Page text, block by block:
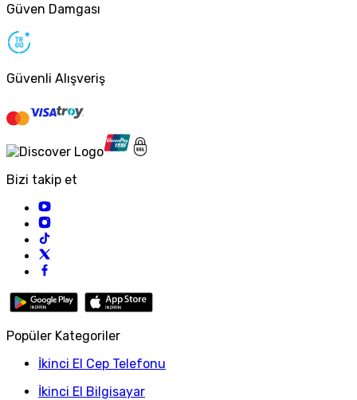
Güven Damgası
Güvenli Alışveriş
Bizi takip et
Popüler Kategoriler
İkinci El Cep Telefonu
İkinci El Bilgisayar